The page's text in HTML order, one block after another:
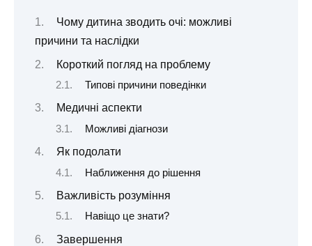
Чому дитина зводить очі: можливі
причини та наслідки
Короткий погляд на проблему
Типові причини поведінки
Медичні аспекти
Можливі діагнози
Як подолати
Наближення до рішення
Важливість розуміння
Навіщо це знати?
Завершення